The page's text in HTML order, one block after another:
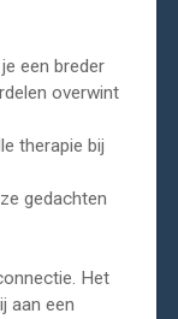
een breder
overwint
therapie bij
gedachten
Het
aan een